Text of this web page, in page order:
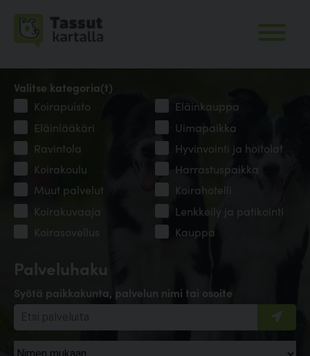
Palveluhaku
Syötä paikkakunta, palvelun nimi tai osoite
Valitse kategoria(t)
Koirapuisto
Eläinkauppa
Eläinlääkäri
Uimapaikka
Ravintola
Hyvinvointi ja hoitolat
Koirakoulu
Harrastuspaikka
Muut palvelut
Koirahotelli
Koirakuvaaja
Lenkkeily ja patikointi
Koirasovellus
Kauppa